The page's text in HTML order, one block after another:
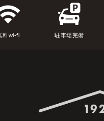
料wi-fi 駐車場完備